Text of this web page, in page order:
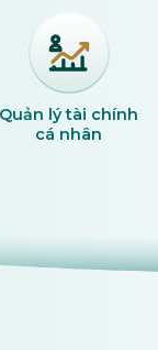
Vé
xem phim